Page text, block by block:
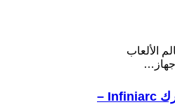
الألعاب
جهاز…
مراجعة موقع انفني ارك Infiniarc –